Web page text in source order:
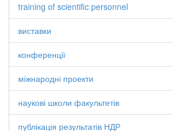
training of scientific personnel
виставки
конференції
міжнародні проекти
наукові школи факультетів
публікація результатів НДР